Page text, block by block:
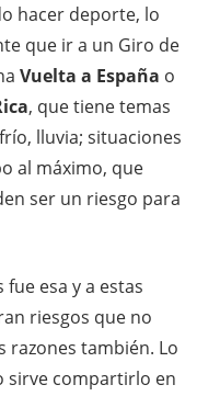
hacer deporte, lo
que ir a un Giro de
Vuelta a España o
, que tiene temas
lluvia; situaciones
al máximo, que
ser un riesgo para
esa y a estas
riesgos que no
razones también. Lo
sirve compartirlo en